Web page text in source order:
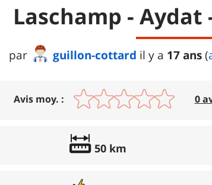
Laschamp - Aydat
par guillon-cottard il y a 17 ans(
Avis moy. : 0
50 km